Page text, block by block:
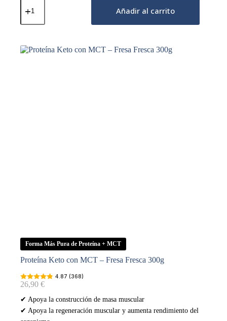
Keto
MCT
Frambuesa
Silvestre
Añadir al carrito
Forma Más Pura de Proteína + MCT
Proteína Keto con MCT – Fresa Fresca 300g
4.87 (368)
26,90 €
✔ Apoya la construcción de masa muscular
✔ Apoya la regeneración muscular y aumenta rendimiento del